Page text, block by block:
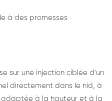
à des promesses
sur une injection ciblée d'un
directement dans le nid, à
adaptée à la hauteur et à la